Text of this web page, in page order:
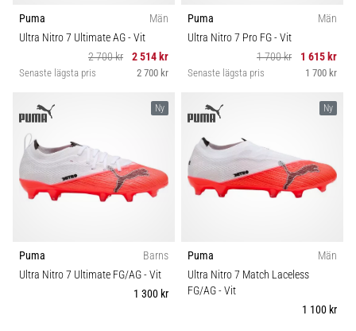
Puma
Män
Ultra Nitro 7 Ultimate AG- Vit
2 700 kr
2 514 kr
Senaste lägsta pris 2 700 kr
Puma
Män
Ultra Nitro 7 Pro FG- Vit
1 700 kr
1 615 kr
Senaste lägsta pris 1 700 kr
Ny
Puma
Barns
Ultra Nitro 7 Ultimate FG/AG- Vit
1 300 kr
Ny
Puma
Män
Ultra Nitro 7 Match Laceless
FG/AG- Vit
1 100 kr